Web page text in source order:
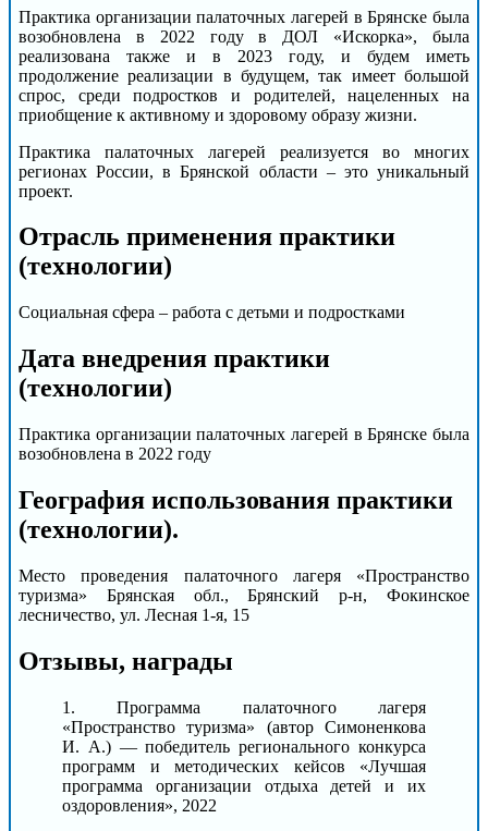
Практика организации палаточных лагерей в Брянске была
возобновлена в 2022 году в ДОЛ «Искорка», была
реализована также и в 2023 году, и будем иметь
продолжение реализации в будущем, так имеет большой
спрос, среди подростков и родителей, нацеленных на
приобщение к активному и здоровому образу жизни.
Практика палаточных лагерей реализуется во многих
регионах России, в Брянской области – это уникальный
проект.
Отрасль применения практики
(технологии)
Социальная сфера – работа с детьми и подростками
Дата внедрения практики
(технологии)
Практика организации палаточных лагерей в Брянске была
возобновлена в 2022 году
География использования практики
(технологии).
Место проведения палаточного лагеря «Пространство
туризма» Брянская обл., Брянский р-н, Фокинское
лесничество, ул. Лесная 1-я, 15
Отзывы, награды
1. Программа палаточного лагеря
«Пространство туризма» (автор Симоненкова
И. А.) — победитель регионального конкурса
программ и методических кейсов «Лучшая
программа организации отдыха детей и их
оздоровления», 2022